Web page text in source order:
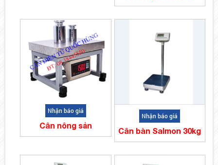
Nhận báo giá
Cân nông sản
Nhận báo giá
Cân bàn Salmon 30kg